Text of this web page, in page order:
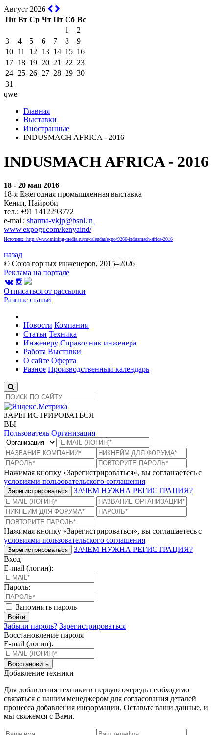
Август 2026
Пн Вт Ср Чт Пт Сб Вс
1
2
3
4 5 6 7 8
9
10 11 12 13 14 15 16
17 18 19 20 21 22 23
24 25 26 27 28 29 30
31
qwe
Главная
Выставки
Иностранные
INDUSMACH AFRICA - 2016
INDUSMACH AFRICA - 2016
18 - 20 мая 2016
18-я Ежегодная промышленная выставка
Кения, Найроби
тел.: +91 1412293772
e-mail: sharma-vkjp@bsnl.in
www.expogr.com/kenyaind/
Источник: http://www.mining-media.ru/ru/calendar/expo/9266-indusmach-africa-2016
назад
© Союз горных инженеров, 2015–2026
Реклама на портале
Отписаться от рассылки
Разные статьи
Новости Компании
Статьи Техника
Инженеру Справочник инженера
Работа Выставки
О сайте Оферта
Разное Производственный календарь
ЗАРЕГИСТРИРОВАТЬСЯ
ВЫ
Пользователь Организация
Нажимая кнопку «Зарегистрироваться», вы соглашаетесь с
условиями пользовательского соглашения
Зарегистрироваться ЗАЧЕМ НУЖНА РЕГИСТРАЦИЯ?
Нажимая кнопку «Зарегистрироваться», вы соглашаетесь с
условиями пользовательского соглашения
Зарегистрироваться
ЗАЧЕМ НУЖНА РЕГИСТРАЦИЯ?
Вход
E-mail (логин):
Пароль:
Запомнить пароль
Войти
Забыли пароль? Зарегистрироваться
Восстановление пароля
E-mail (логин):
Восстановить
Добавление техники
Для добавления техники в первую очередь необходимо
связаться с нашим менеджером для согласования деталей
процесса добавления информации. Оставьте ваши данные, и
мы свяжемся с Вами.